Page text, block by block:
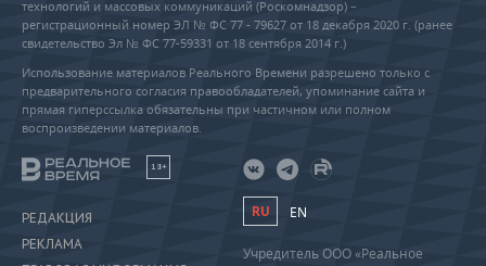
технологий и массовых коммуникаций (Роскомнадзор) –
регистрационный номер ЭЛ № ФС 77 - 79627 от 18 декабря 2020 г. (ранее
свидетельство Эл № ФС 77-59331 от 18 сентября 2014 г.)
Использование материалов Реального Времени разрешено только с
предварительного согласия правообладателей, упоминание сайта и
прямая гиперссылка обязательны при частичном или полном
воспроизведении материалов.
18+
РЕДАКЦИЯ
РЕКЛАМА
RU EN
Учредитель ООО «Реальное